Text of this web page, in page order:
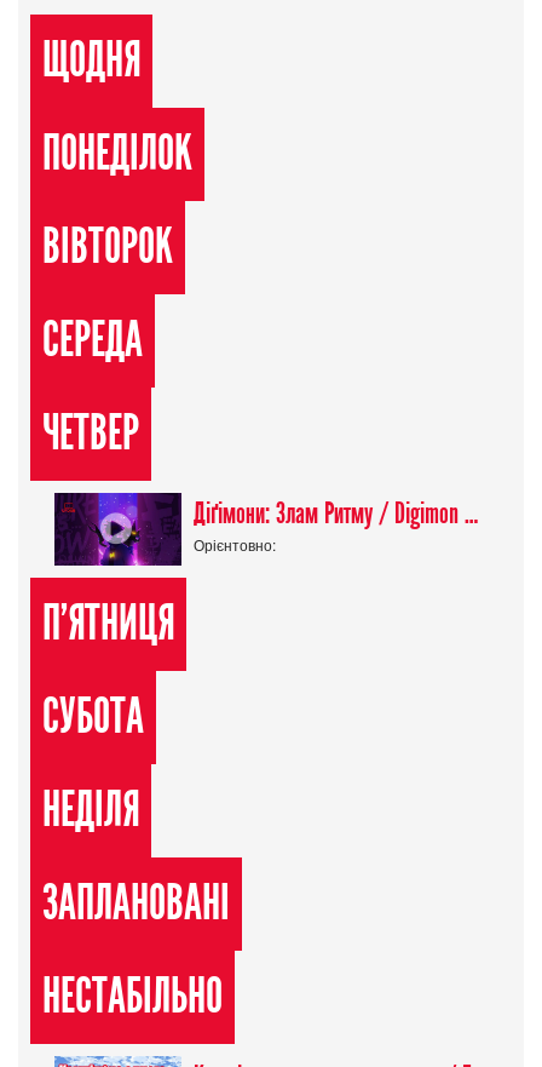
ЩОДНЯ
ПОНЕДІЛОК
ВІВТОРОК
СЕРЕДА
ЧЕТВЕР
Діґімони: Злам Ритму / Digimon Beatbreak
Орієнтовно:
П'ЯТНИЦЯ
СУБОТА
НЕДІЛЯ
ЗАПЛАНОВАНІ
НЕСТАБІЛЬНО